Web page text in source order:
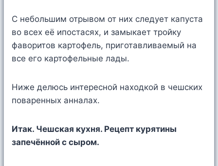
С небольшим отрывом от них следует капуста
во всех её ипостасях, и замыкает тройку
фаворитов картофель, приготавливаемый на
все его картофельные лады.
Ниже делюсь интересной находкой в чешских
поваренных анналах.
Итак. Чешская кухня. Рецепт курятины
запечённой с сыром.